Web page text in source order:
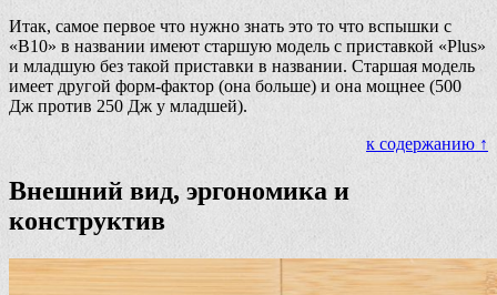
Итак, самое первое что нужно знать это то что вспышки с
«B10» в названии имеют старшую модель с приставкой «Plus»
и младшую без такой приставки в названии. Старшая модель
имеет другой форм-фактор (она больше) и она мощнее (500
Дж против 250 Дж у младшей).
к содержанию ↑
Внешний вид, эргономика и
конструктив